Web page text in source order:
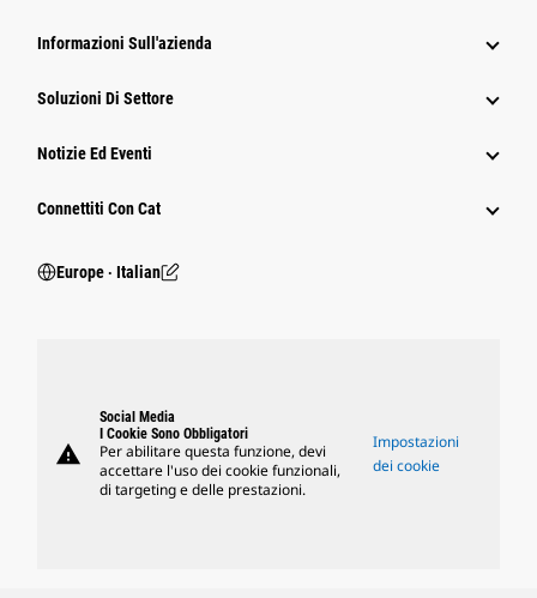
Informazioni Sull'azienda
Soluzioni Di Settore
Notizie Ed Eventi
Connettiti Con Cat
Europe ‧ Italian
warning
Social Media
I Cookie Sono Obbligatori
Per abilitare questa funzione, devi
accettare l'uso dei cookie funzionali,
di targeting e delle prestazioni.
Impostazioni
dei cookie